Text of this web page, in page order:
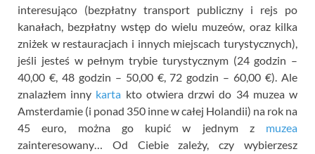
interesująco (bezpłatny transport publiczny i rejs po
kanałach, bezpłatny wstęp do wielu muzeów, oraz kilka
zniżek w restauracjach i innych miejscach turystycznych),
jeśli jesteś w pełnym trybie turystycznym (24 godzin –
40,00 €, 48 godzin – 50,00 €, 72 godzin – 60,00 €). Ale
znalazłem inny karta kto otwiera drzwi do 34 muzea w
Amsterdamie (i ponad 350 inne w całej Holandii) na rok na
45 euro, można go kupić w jednym z muzea
zainteresowany… Od Ciebie zależy, czy wybierzesz